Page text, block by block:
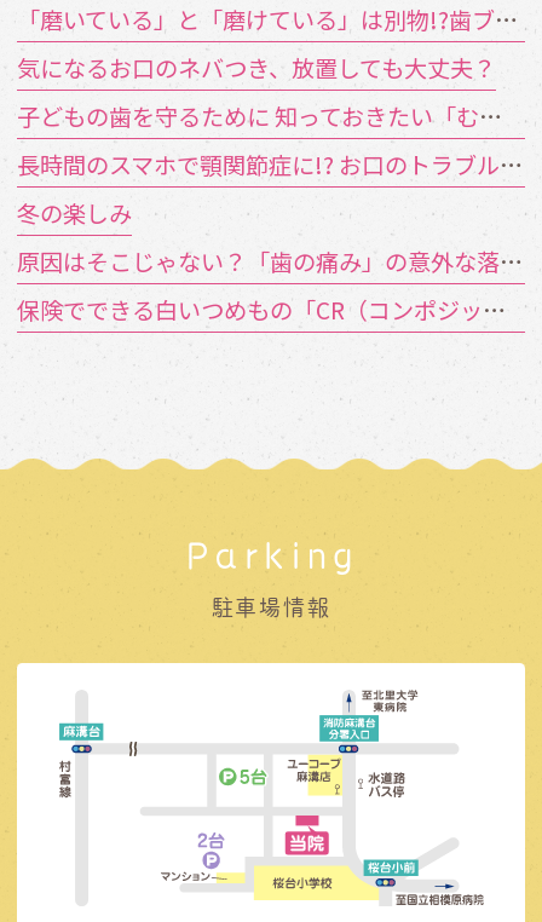
「磨いている」と「磨けている」は別物!?歯ブラシが届かない汚れの対策
気になるお口のネバつき、放置しても大丈夫？
子どもの歯を守るために 知っておきたい「むし歯の4要素」
長時間のスマホで顎関節症に!? お口のトラブルを招く「TCH（歯列接触癖）」とは
冬の楽しみ
原因はそこじゃない？「歯の痛み」の意外な落とし穴
保険でできる白いつめもの「CR（コンポジットレジン）」とは？
Parking
駐車場情報